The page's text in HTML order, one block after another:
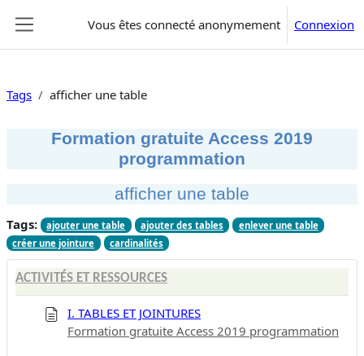
Vous êtes connecté anonymement Connexion
Tags afficher une table
Formation gratuite Access 2019
programmation
afficher une table
Tags: ajouter une table ajouter des tables
enlever une table
créer une jointure
cardinalités
ACTIVITÉS ET RESSOURCES
I. TABLES ET JOINTURES
Formation gratuite Access 2019 programmation